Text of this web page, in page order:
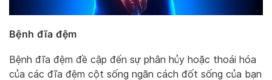
Bệnh đĩa đệm
Bệnh đĩa đệm đề cập đến sự phân hủy hoặc thoái hóa
của các đĩa đệm cột sống ngăn cách đốt sống của bạn